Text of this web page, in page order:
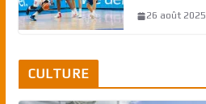
26 août 2025
CULTURE